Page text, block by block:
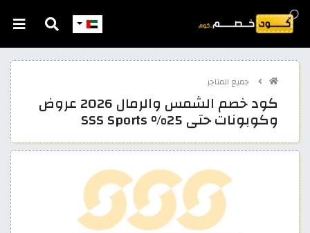
جميع المتاجر
كود خصم الشمس والرمال 2026 عروض
وكوبونات حتى 25% SSS Sports